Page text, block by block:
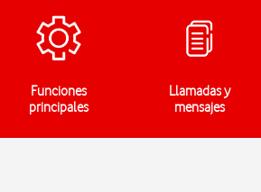
Funciones
principales
Llamadas y
mensajes